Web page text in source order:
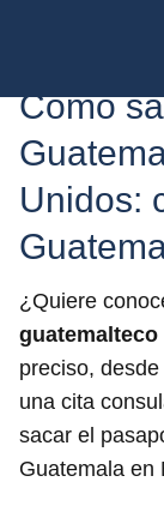
Cómo
Unidos:
¿Quiere
guatemalteco
preciso,
una cita
sacar el
Guatemala en